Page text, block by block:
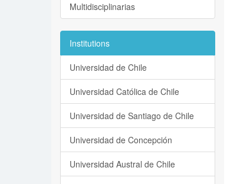
Multidisciplinarias
Institutions
Universidad de Chile
Universidad Católica de Chile
Universidad de Santiago de Chile
Universidad de Concepción
Universidad Austral de Chile